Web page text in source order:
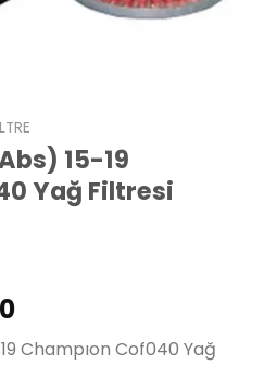
15-19
Yağ Filtresi
Şu
andaki
fiyat:
Champıon Cof040 Yağ